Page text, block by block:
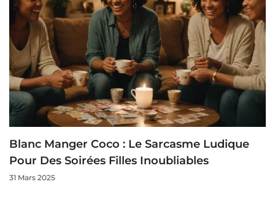
Blanc Manger Coco : Le Sarcasme Ludique
Pour Des Soirées Filles Inoubliables
31 Mars 2025